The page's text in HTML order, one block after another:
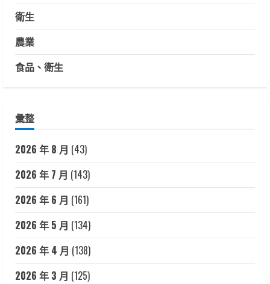
衛生
農業
食品、衛生
彙整
2026 年 8 月 (43)
2026 年 7 月 (143)
2026 年 6 月 (161)
2026 年 5 月 (134)
2026 年 4 月 (138)
2026 年 3 月 (125)